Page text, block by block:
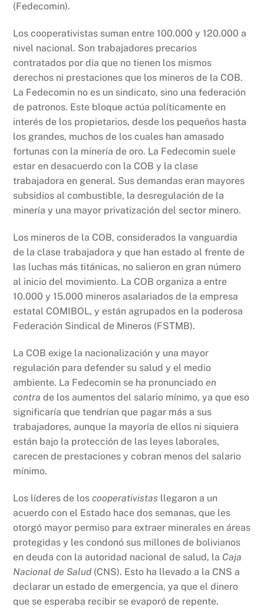
(Fedecomin).
Los cooperativistas suman entre 100.000 y 120.000 a
nivel nacional. Son trabajadores precarios
contratados por día que no tienen los mismos
derechos ni prestaciones que los mineros de la COB.
La Fedecomin no es un sindicato, sino una federación
de patronos. Este bloque actúa políticamente en
interés de los propietarios, desde los pequeños hasta
los grandes, muchos de los cuales han amasado
fortunas con la minería de oro. La Fedecomin suele
estar en desacuerdo con la COB y la clase
trabajadora en general. Sus demandas eran mayores
subsidios al combustible, la desregulación de la
minería y una mayor privatización del sector minero.
Los mineros de la COB, considerados la vanguardia
de la clase trabajadora y que han estado al frente de
las luchas más titánicas, no salieron en gran número
al inicio del movimiento. La COB organiza a entre
10.000 y 15.000 mineros asalariados de la empresa
estatal COMIBOL, y están agrupados en la poderosa
Federación Sindical de Mineros (FSTMB).
La COB exige la nacionalización y una mayor
regulación para defender su salud y el medio
ambiente. La Fedecomin se ha pronunciadoen
contrade los aumentos del salario mínimo, ya que eso
significaría que tendrían que pagar más a sus
trabajadores, aunque la mayoría de ellos ni siquiera
están bajo la protección de las leyes laborales,
carecen de prestaciones y cobran menos del salario
mínimo.
Los líderes de loscooperativistas llegaron a un
acuerdo con el Estado hace dos semanas, que les
otorgó mayor permiso para extraer minerales en áreas
protegidas y les condonó sus millones de bolivianos
en deuda con la autoridad nacional de salud, la Caja
Nacional de Salud (CNS). Esto ha llevado a la CNS a
declarar un estado de emergencia, ya que el dinero
que se esperaba recibir se evaporó de repente.